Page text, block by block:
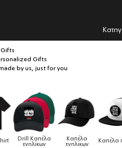
Gifts
by us, just for you
Drill Καπέλα
ενηλίκων
Καπέλα
ενηλίκων Καπέλα